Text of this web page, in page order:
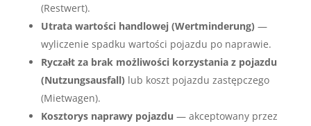
(Restwert).
Utrata wartości handlowej (Wertminderung) —
wyliczenie spadku wartości pojazdu po naprawie.
Ryczałt za brak możliwości korzystania z pojazdu
(Nutzungsausfall) lub koszt pojazdu zastępczego
(Mietwagen).
Kosztorys naprawy pojazdu — akceptowany przez